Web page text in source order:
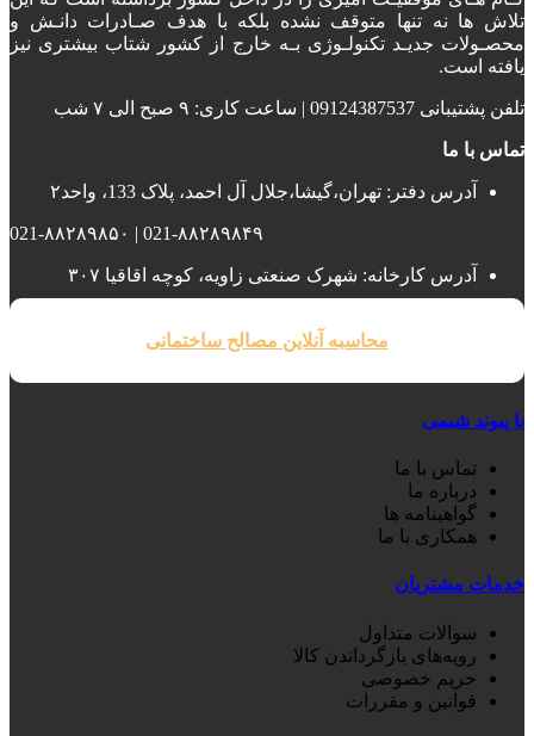
تلاش ها نه تنها متوقف نشده بلکه با هدف صـادرات دانـش و
محصـولات جدیـد تکنولـوژی بـه خارج از کشور شتاب بیشتری نیز
یافته است.
تلفن پشتیبانی 09124387537 | ساعت کاری: ۹ صبح الی ۷ شب
تماس با ما
آدرس دفتر: تهران،گیشا،جلال آل احمد، پلاک 133، واحد۲
021-۸۸۲۸۹۸۴۹ | 021-۸۸۲۸۹۸۵۰
آدرس کارخانه: شهرک صنعتی زاویه، کوچه اقاقیا ۳۰۷
محاسبه آنلاین مصالح ساختمانی
با پیوند شیمی
تماس با ما
درباره ما
گواهینامه ها
همکاری با ما
خدمات مشتریان
سوالات متداول
رویه‌های بازگرداندن کالا
حریم خصوصی
قوانین و مقررات